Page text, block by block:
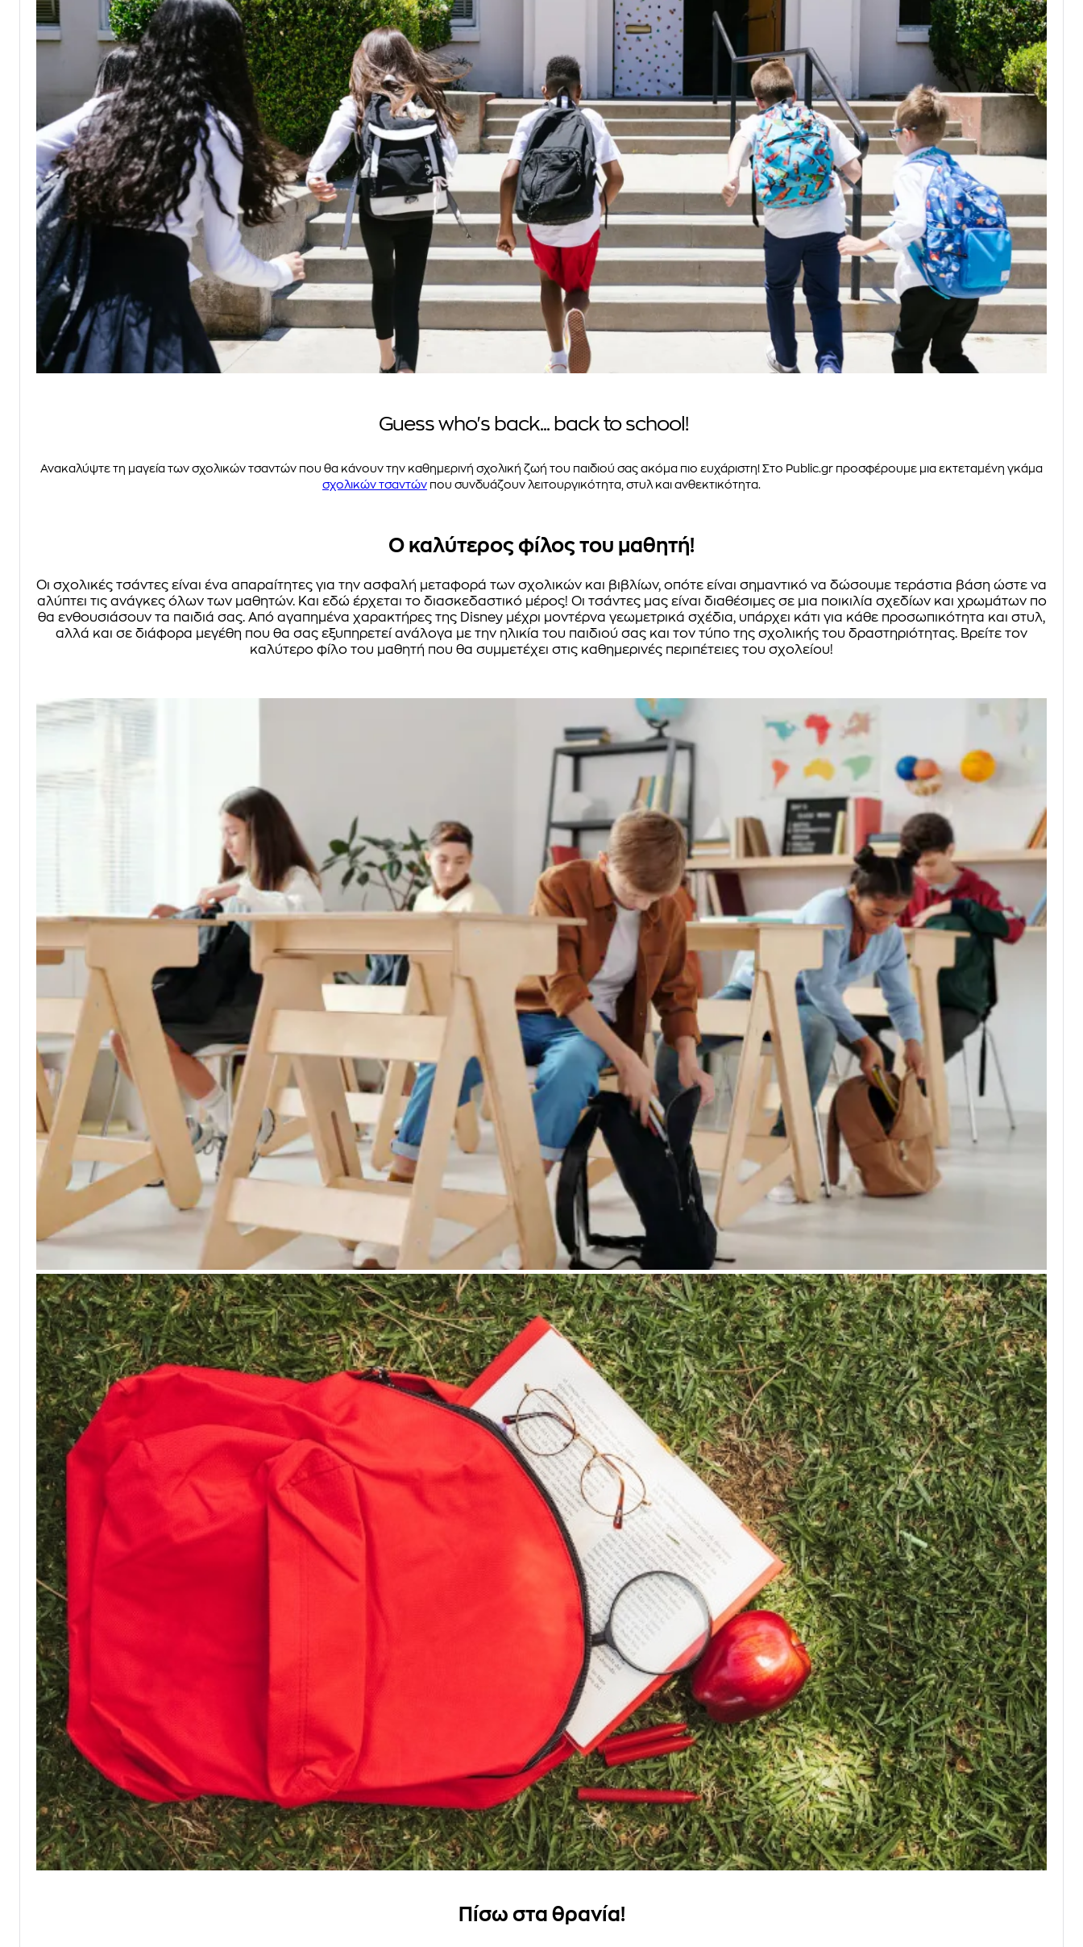
Guess who's back... back to school!
Ανακαλύψτε τη μαγεία των σχολικών τσαντών που θα κάνουν την καθημερινή σχολική ζωή του παιδιού σας ακόμα πιο ευχάριστη! Στο Public.gr προσφέρουμε μια εκτεταμένη γκάμα
σχολικών τσαντών που συνδυάζουν λειτουργικότητα, στυλ και ανθεκτικότητα.
Ο καλύτερος φίλος του μαθητή!
Οι σχολικές τσάντες είναι ένα απαραίτητες για την ασφαλή μεταφορά των σχολικών και βιβλίων, οπότε είναι σημαντικό να δώσουμε τεράστια βάση ώστε να
καλύπτει τις ανάγκες όλων των μαθητών. Και εδώ έρχεται το διασκεδαστικό μέρος! Οι τσάντες μας είναι διαθέσιμες σε μια ποικιλία σχεδίων και χρωμάτων που
θα ενθουσιάσουν τα παιδιά σας. Από αγαπημένα χαρακτήρες της Disney μέχρι μοντέρνα γεωμετρικά σχέδια, υπάρχει κάτι για κάθε προσωπικότητα και στυλ,
αλλά και σε διάφορα μεγέθη που θα σας εξυπηρετεί ανάλογα με την ηλικία του παιδιού σας και τον τύπο της σχολικής του δραστηριότητας. Βρείτε τον
καλύτερο φίλο του μαθητή που θα συμμετέχει στις καθημερινές περιπέτειες του σχολείου!
Πίσω στα θρανία!